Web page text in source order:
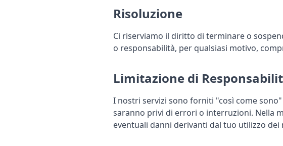
Risoluzione
Ci riserviamo il diritto di terminare o
o responsabilità, per qualsiasi motivo,
Limitazione di
I nostri servizi sono forniti "così come
saranno privi di errori o interruzioni. Nella
eventuali danni derivanti dal tuo utilizzo dei